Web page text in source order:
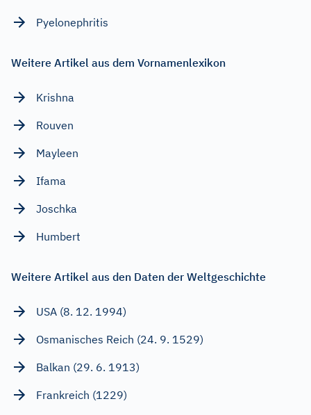
Pyelonephritis
Weitere Artikel aus dem Vornamenlexikon
Krishna
Rouven
Mayleen
Ifama
Joschka
Humbert
Weitere Artikel aus den Daten der Weltgeschichte
USA (8. 12. 1994)
Osmanisches Reich (24. 9. 1529)
Balkan (29. 6. 1913)
Frankreich (1229)